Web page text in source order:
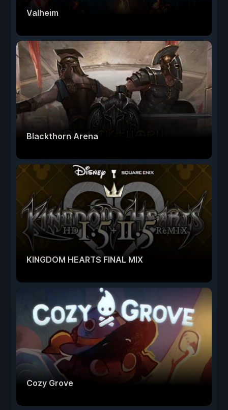
Valheim
Blackthorn Arena
KINGDOM HEARTS FINAL MIX
Cozy Grove